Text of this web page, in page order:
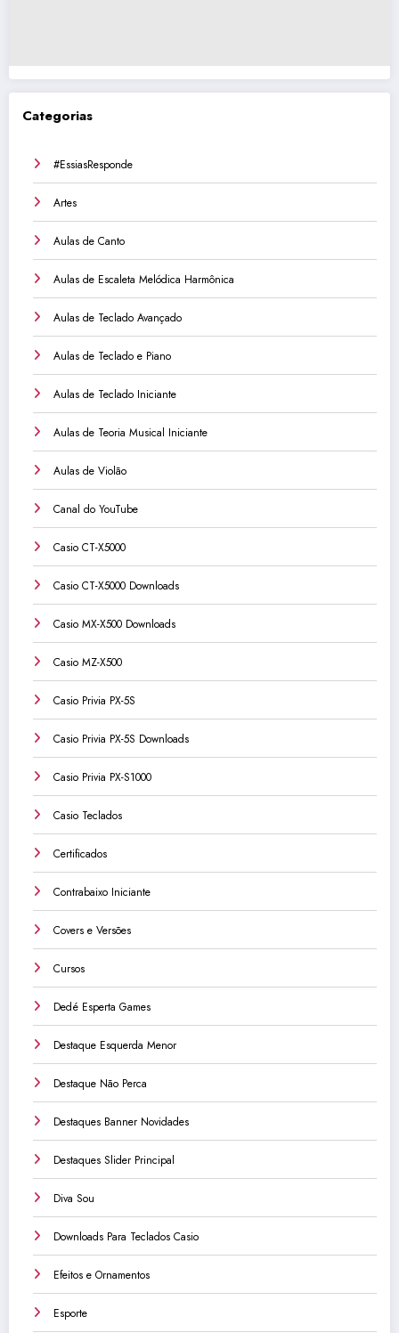
Categorias
#EssiasResponde
Artes
Aulas de Canto
Aulas de Escaleta Melódica Harmônica
Aulas de Teclado Avançado
Aulas de Teclado e Piano
Aulas de Teclado Iniciante
Aulas de Teoria Musical Iniciante
Aulas de Violão
Canal do YouTube
Casio CT-X5000
Casio CT-X5000 Downloads
Casio MX-X500 Downloads
Casio MZ-X500
Casio Privia PX-5S
Casio Privia PX-5S Downloads
Casio Privia PX-S1000
Casio Teclados
Certificados
Contrabaixo Iniciante
Covers e Versões
Cursos
Dedé Esperta Games
Destaque Esquerda Menor
Destaque Não Perca
Destaques Banner Novidades
Destaques Slider Principal
Diva Sou
Downloads Para Teclados Casio
Efeitos e Ornamentos
Esporte